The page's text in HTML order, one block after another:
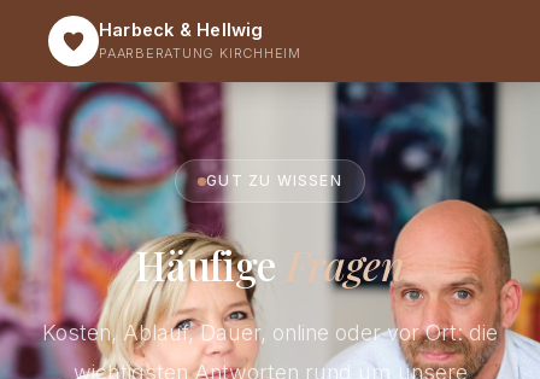
Harbeck & Hellwig
PAARBERATUNG KIRCHHEIM
GUT ZU WISSEN
Häufige Fragen
Kosten, Ablauf, Dauer, online oder vor Ort: die
wichtigsten Antworten rund um unsere